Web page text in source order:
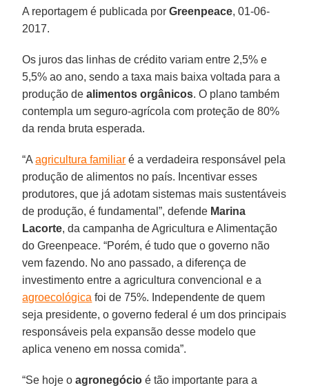
A reportagem é publicada porGreenpeace, 01-06-
2017.
Os juros das linhas de crédito variam entre 2,5% e
5,5% ao ano, sendo a taxa mais baixa voltada para a
produção dealimentos orgânicos. O plano também
contempla um seguro-agrícola com proteção de 80%
da renda bruta esperada.
“Aagricultura familiar é a verdadeira responsável pela
produção de alimentos no país. Incentivar esses
produtores, que já adotam sistemas mais sustentáveis
de produção, é fundamental”, defende Marina
Lacorte, da campanha de Agricultura e Alimentação
do Greenpeace. “Porém, é tudo que o governo não
vem fazendo. No ano passado, a diferença de
investimento entre a agricultura convencional e a
agroecológica foi de 75%. Independente de quem
seja presidente, o governo federal é um dos principais
responsáveis pela expansão desse modelo que
aplica veneno em nossa comida”.
“Se hoje oagronegócio é tão importante para a